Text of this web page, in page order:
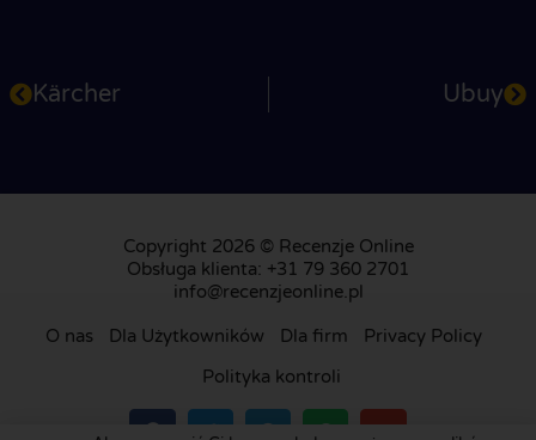
Kärcher Ubuy
Copyright 2026 © Recenzje Online
Obsługa klienta: +31 79 360 2701
info@recenzjeonline.pl
O nas Dla Użytkowników Dla firm
Privacy Policy
Polityka kontroli